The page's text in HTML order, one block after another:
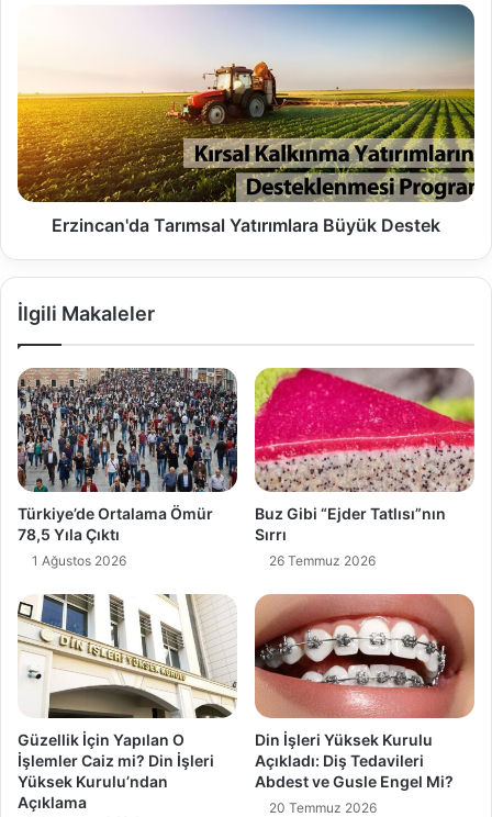
Erzincan'da Tarımsal Yatırımlara Büyük Destek
İlgili Makaleler
Türkiye’de Ortalama Ömür
78,5 Yıla Çıktı
1 Ağustos 2026
Buz Gibi “Ejder Tatlısı”nın
Sırrı
26 Temmuz 2026
Güzellik İçin Yapılan O
İşlemler Caiz mi? Din İşleri
Yüksek Kurulu’ndan
Açıklama
Din İşleri Yüksek Kurulu
Açıkladı: Diş Tedavileri
Abdest ve Gusle Engel Mi?
20 Temmuz 2026